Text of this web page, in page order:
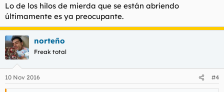
Lo de los hilos de mierda que se están abriendo
últimamente es ya preocupante.
norteño
Freak total
10 Nov 2016 #4